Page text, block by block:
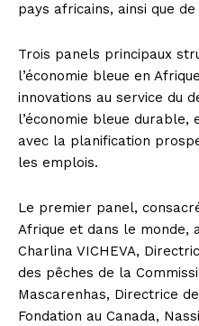
pays africains, ainsi que
Trois panels principaux
l’économie bleue en
innovations au service du
l’économie bleue durable,
avec la planification
les emplois.
Le premier panel,
Afrique et dans le monde,
Charlina VICHEVA,
des pêches de la
Mascarenhas, Directrice
Fondation au Canada,